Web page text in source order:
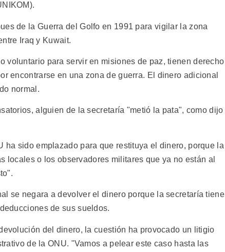
de la Guerra del Golfo en 1991 para vigilar la zona
Iraq y Kuwait.
voluntario para servir en misiones de paz, tienen derecho
encontrarse en una zona de guerra. El dinero adicional
normal.
alguien de la secretaría "metió la pata", como dijo
ha sido emplazado para que restituya el dinero, porque la
locales o los observadores militares que ya no están al
se negara a devolver el dinero porque la secretaría tiene
de sus sueldos.
del dinero, la cuestión ha provocado un litigio
de la ONU. "Vamos a pelear este caso hasta las